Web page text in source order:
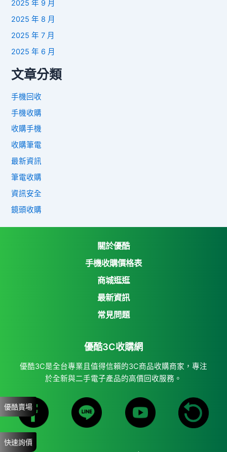
2025 年 9 月
2025 年 8 月
2025 年 7 月
2025 年 6 月
文章分類
手機回收
手機收購
收購手機
收購筆電
最新資訊
筆電收購
資訊安全
鏡頭收購
關於優酷
手機收購價格表
商城逛逛
優酷3C收購網
Yahoo購物中心
7-11 i open mall
蝦皮購物
最新資訊
常見問題
優酷3C收購網
優酷3C是全台專業且值得信賴的3C商品收購商家，專注
於全新與二手電子產品的高價回收服務。
優酷賣場
快速詢價